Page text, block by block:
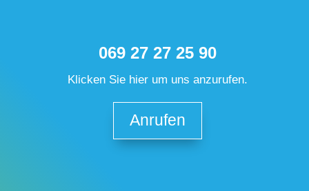
069 27 27 25 90
Klicken Sie hier um uns anzurufen.
Anrufen